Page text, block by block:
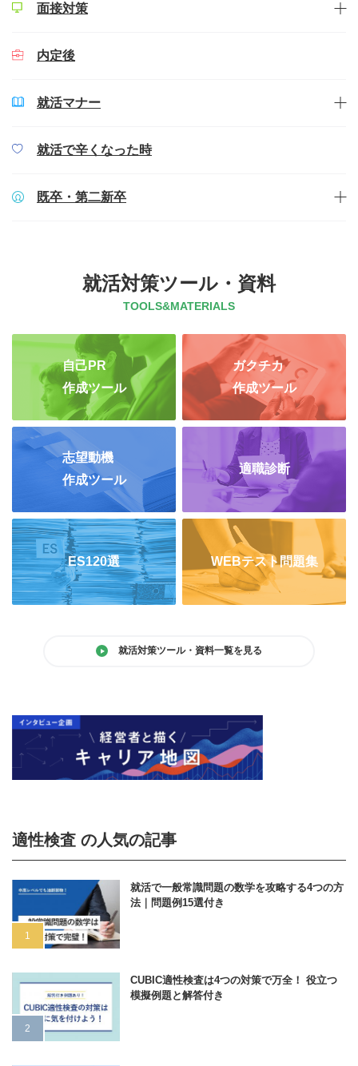
面接対策
内定後
就活マナー
就活で辛くなった時
既卒・第二新卒
就活対策ツール・資料
TOOLS&MATERIALS
自己PR
作成ツール
ガクチカ
作成ツール
志望動機
作成ツール
適職診断
ES120選 WEBテスト問題集
就活対策ツール・資料一覧を見る
適性検査 の人気の記事
就活で一般常識問題の数学を攻略する4つの方
法｜問題例15選付き
CUBIC適性検査は4つの対策で万全！ 役立つ
模擬例題と解答付き